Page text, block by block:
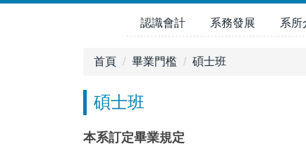
認識會計 系務發展 系所
首頁 畢業門檻 碩士班
碩士班
本系訂定畢業規定